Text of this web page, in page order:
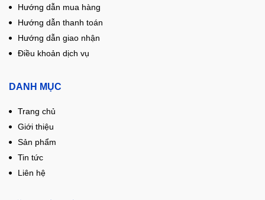
Hướng dẫn mua hàng
Hướng dẫn thanh toán
Hướng dẫn giao nhận
Điều khoản dịch vụ
DANH MỤC
Trang chủ
Giới thiệu
Sản phẩm
Tin tức
Liên hệ